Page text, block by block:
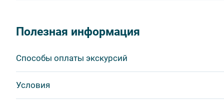
соблюдение которых сделает ваш отдых приятным,
бутилированной воды, категорически запрещается
другим пассажирам и, по возможности,
Полезная информация
Способы оплаты экскурсий
Условия